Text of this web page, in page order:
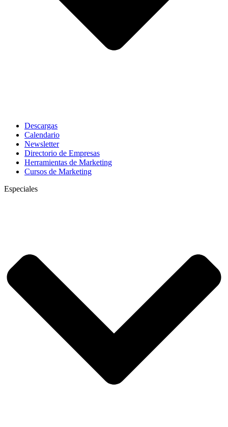
Descargas
Calendario
Newsletter
Directorio de Empresas
Herramientas de Marketing
Cursos de Marketing
Especiales